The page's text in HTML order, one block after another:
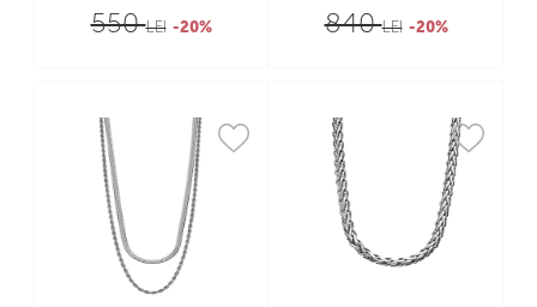
550LEI -20% 840LEI -20%